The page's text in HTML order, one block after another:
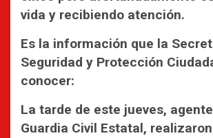
vida y recibiendo atención.
Es la información que la
Seguridad y Protección
conocer:
La tarde de este jueves,
Guardia Civil Estatal,